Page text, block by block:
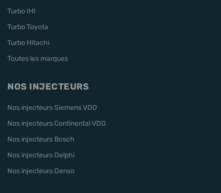
Turbo IHI
Turbo Toyota
Turbo Hitachi
Toutes les marques
NOS INJECTEURS
Nos injecteurs Siemens VDO
Nos injecteurs Continental VDO
Nos injecteurs Bosch
Nos injecteurs Delphi
Nos injecteurs Denso